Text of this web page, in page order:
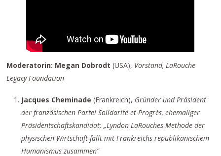
Moderatorin: Megan Dobrodt (USA), Vorstand, LaRouche
Legacy Foundation
Jacques Cheminade (Frankreich), Gründer und Präsident
der französischen Partei Solidarité et Progrès, ehemaliger
Präsidentschaftskandidat: „Lyndon LaRouches Methode der
physischen Wirtschaft fällt mit Frankreichs republikanischem
Humanismus zusammen“